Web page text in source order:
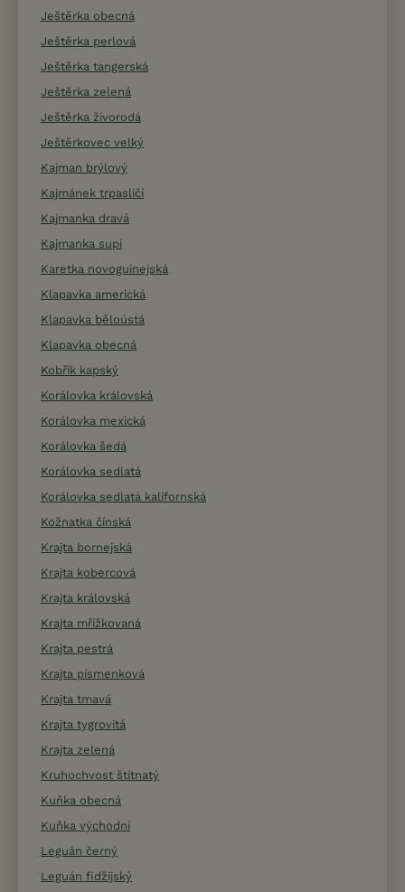
Ještěrka obecná
Ještěrka perlová
Ještěrka tangerská
Ještěrka zelená
Ještěrka živorodá
Ještěrkovec velký
Kajman brýlový
Kajmánek trpasličí
Kajmanka dravá
Kajmanka supí
Karetka novoguinejská
Klapavka americká
Klapavka běloústá
Klapavka obecná
Kobřík kapský
Korálovka královská
Korálovka mexická
Korálovka šedá
Korálovka sedlatá
Korálovka sedlatá kalifornská
Kožnatka čínská
Krajta bornejská
Krajta kobercová
Krajta královská
Krajta mřížkovaná
Krajta pestrá
Krajta písmenková
Krajta tmavá
Krajta tygrovitá
Krajta zelená
Kruhochvost štítnatý
Kuňka obecná
Kuňka východní
Leguán černý
Leguán fidžijský